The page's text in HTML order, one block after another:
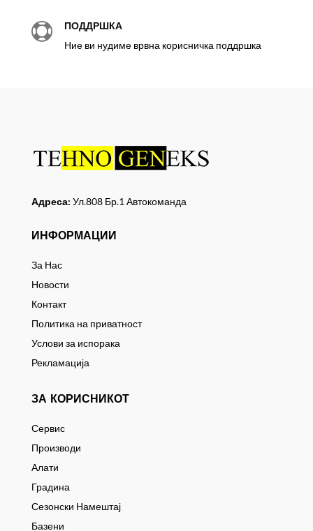
 ПОДДРШКА
Ние ви нудиме врвна корисничка поддршка
Адреса: Ул.808 Бр.1 Автокоманда
ИНФОРМАЦИИ
За Нас
Новости
Контакт
Политика на приватност
Услови за испорака
Рекламација
ЗА КОРИСНИКОТ
Сервис
Производи
Алати
Градина
Сезонски Намештај
Базени